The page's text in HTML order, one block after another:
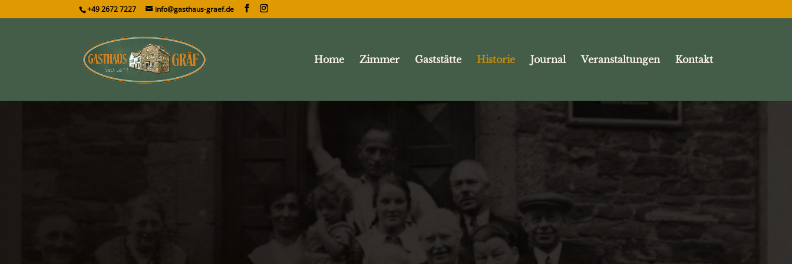
+49 2672 7227 info@gasthaus-graef.de
Home Zimmer Gaststätte Historie Journal Veranstaltungen Kontakt